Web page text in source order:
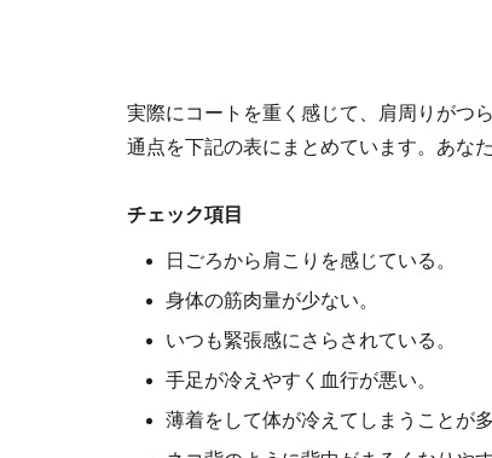
実際にコートを重く感じて、肩周りがつ
通点を下記の表にまとめています。あな
チェック項目
日ごろから肩こりを感じている。
身体の筋肉量が少ない。
いつも緊張感にさらされている。
手足が冷えやすく血行が悪い。
薄着をして体が冷えてしまうことが多